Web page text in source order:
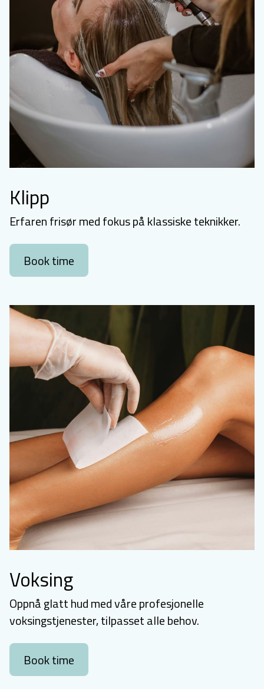
Klipp
Erfaren frisør med fokus på klassiske teknikker.
Book time
Voksing
Oppnå glatt hud med våre profesjonelle
voksingstjenester, tilpasset alle behov.
Book time